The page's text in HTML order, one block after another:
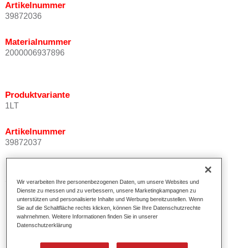
Artikelnummer
39872036
Materialnummer
2000006937896
Produktvariante
1LT
Artikelnummer
39872037
2000006937902
Produktvariante
Wir verarbeiten Ihre personenbezogenen Daten, um unsere Websites und
Dienste zu messen und zu verbessern, unsere Marketingkampagnen zu
unterstützen und personalisierte Inhalte und Werbung bereitzustellen. Wenn
Sie auf die Schaltfläche rechts klicken, können Sie Ihre Datenschutzrechte
wahrnehmen. Weitere Informationen finden Sie in unserer
Datenschutzerklärung